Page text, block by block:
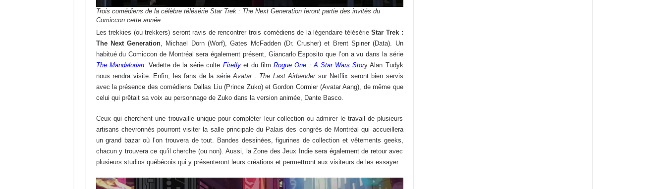
Trois comédiens de la célèbre télésérie Star Trek : The Next Generation feront partie des invités du
Comiccon cette année.
Les trekkies (ou trekkers) seront ravis de rencontrer trois comédiens de la légendaire télésérieStar Trek :
The Next Generation , Michael Dorn (Worf), Gates McFadden (Dr. Crusher) et Brent Spiner (Data). Un
habitué du Comiccon de Montréal sera également présent, Giancarlo Esposito que l’on a vu dans la série
The Mandalorian. Vedette de la série culte Firefly et du filmRogue One : A Star Wars Story Alan Tudyk
nous rendra visite. Enfin, les fans de la série Avatar : The Last Airbendersur Netflix seront bien servis
avec la présence des comédiens Dallas Liu (Prince Zuko) et Gordon Cormier (Avatar Aang), de même que
celui qui prêtait sa voix au personnage de Zuko dans la version animée, Dante Basco.
Ceux qui cherchent une trouvaille unique pour compléter leur collection ou admirer le travail de plusieurs
artisans chevronnés pourront visiter la salle principale du Palais des congrès de Montréal qui accueillera
un grand bazar où l’on trouvera de tout. Bandes dessinées, figurines de collection et vêtements geeks,
chacun y trouvera ce qu’il cherche (ou non). Aussi, la Zone des Jeux Indie sera également de retour avec
plusieurs studios québécois qui y présenteront leurs créations et permettront aux visiteurs de les essayer.